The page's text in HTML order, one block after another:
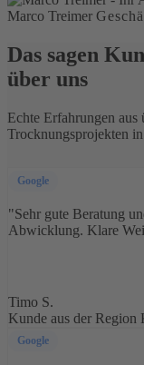
Marco Treimer
Das sagen
über uns
Echte Erfahrungen
Trocknungsprojekten
Google
"Sehr gute Beratung
Abwicklung. Klare
Timo S.
Kunde aus der Region
Google